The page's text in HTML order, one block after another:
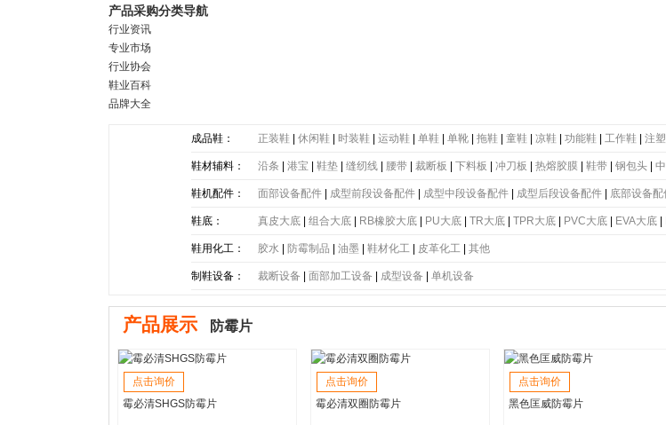
产品采购分类导航
行业资讯
专业市场
行业协会
鞋业百科
品牌大全
成品鞋： 正装鞋| 休闲鞋| 时装鞋| 运动鞋| 单鞋| 单靴| 拖鞋| 童鞋| 凉鞋| 功能鞋| 工作鞋| 注
鞋材辅料： 沿条 港宝 鞋垫| 缝纫线| 腰带| 裁断板 下料板 冲刀板 热熔胶膜 鞋带| 钢包头|
带|塑胶片|其他
鞋机配件： 面部设备配件| 成型前段设备配件| 成型中段设备配件| 成型后段设备配件| 底部设备配
鞋底： 真皮大底| 组合大底| RB橡胶大底| PU大底| TR大底| TPR大底| PVC大底| EVA大底|
底|PE大底|PP大底|SBR大底| PC大底|软木大底
鞋用化工： 胶水| 防霉制品 油墨 鞋材化工| 皮革化工| 其他
制鞋设备： 裁断设备 面部加工设备 成型设备 单机设备
产品展示 防霉片
点击询价
霉必清SHGS防霉片
点击询价
霉必清双圈防霉片
点击询价
黑色匡威防霉片